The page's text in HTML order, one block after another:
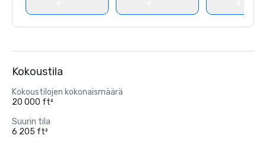
Kokoustila
Kokoustilojen kokonaismäärä
20 000 ft²
Suurin tila
6 205 ft²